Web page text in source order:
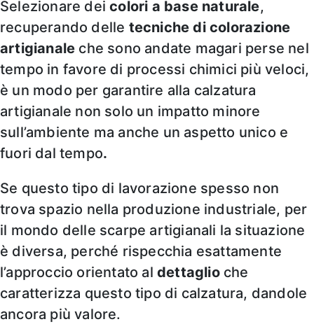
Selezionare deicolori a base naturale,
recuperando delle tecniche di colorazione
artigianale che sono andate magari perse nel
tempo in favore di processi chimici più veloci,
è un modo per garantire alla calzatura
artigianale non solo un impatto minore
sull’ambiente ma anche un aspetto unico e
fuori dal tempo.
Se questo tipo di lavorazione spesso non
trova spazio nella produzione industriale, per
il mondo delle scarpe artigianali la situazione
è diversa, perché rispecchia esattamente
l’approccio orientato al dettaglioche
caratterizza questo tipo di calzatura, dandole
ancora più valore.